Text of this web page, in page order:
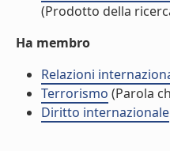
(Prodotto della
Ha membro
Relazioni
Terrorismo (Parola
Diritto internazionale